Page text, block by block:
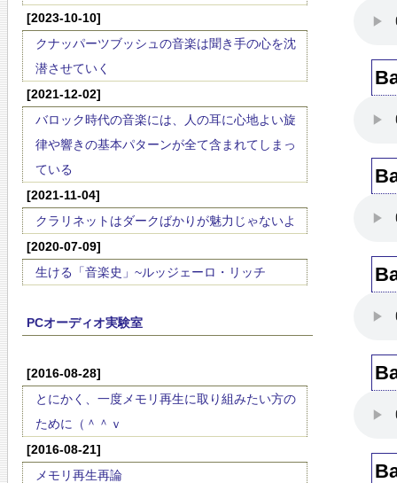
[2023-10-10]
クナッパーツブッシュの音楽は聞き手の心を沈
潜させていく
[2021-12-02]
バロック時代の音楽には、人の耳に心地よい旋
律や響きの基本パターンが全て含まれてしまっ
ている
[2021-11-04]
クラリネットはダークばかりが魅力じゃないよ
[2020-07-09]
生ける「音楽史」~ルッジェーロ・リッチ
PCオーディオ実験室
[2016-08-28]
とにかく、一度メモリ再生に取り組みたい方の
ために（＾＾ｖ
[2016-08-21]
メモリ再生再論